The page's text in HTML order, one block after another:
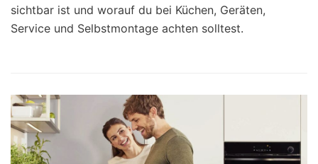
sichtbar ist und worauf du bei Küchen, Geräten,
Service und Selbstmontage achten solltest.